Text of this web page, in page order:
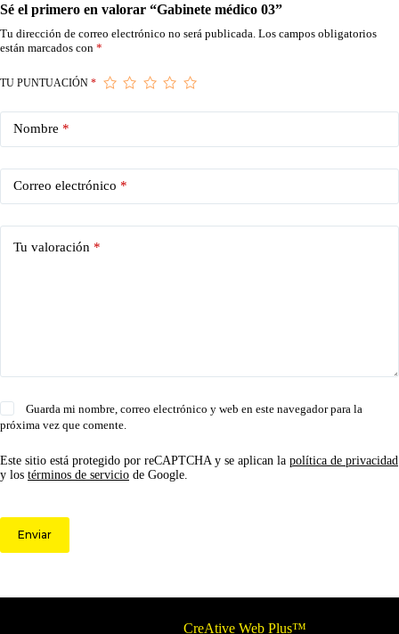
Sé el primero en valorar “Gabinete médico 03”
Tu dirección de correo electrónico no será publicada. Los campos obligatorios
están marcados con *
TU PUNTUACIÓN *
Nombre *
Correo electrónico *
Tu valoración *
Guarda mi nombre, correo electrónico y web en este navegador para la
próxima vez que comente.
Este sitio está protegido por reCAPTCHA y se aplican la política de privacidad
y los términos de servicio de Google.
Enviar
Optimizado porCreAtive Web Plus™